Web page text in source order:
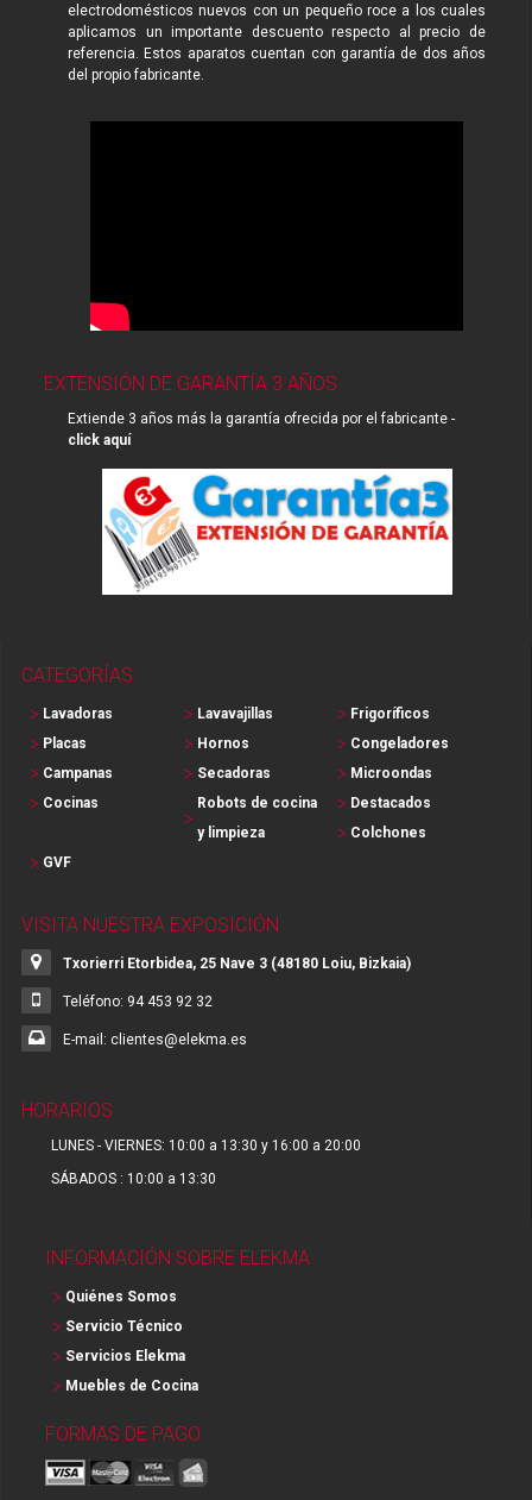
electrodomésticos nuevos con un pequeño roce a los cuales
aplicamos un importante descuento respecto al precio de
referencia. Estos aparatos cuentan con garantía de dos años
del propio fabricante.
EXTENSIÓN DE GARANTÍA 3 AÑOS
Extiende 3 años más la garantía ofrecida por el fabricante -
click aquí
CATEGORÍAS
Lavadoras Lavavajillas
Frigoríficos
Placas
Hornos
Congeladores
Campanas
Secadoras
Microondas
Cocinas
Robots de cocina
y limpieza
Destacados
Colchones
GVF
VISITA NUESTRA EXPOSICIÓN
Txorierri Etorbidea, 25 Nave 3 (48180 Loiu, Bizkaia)
Teléfono: 94 453 92 32
E-mail: clientes@elekma.es
HORARIOS
LUNES - VIERNES: 10:00 a 13:30 y 16:00 a 20:00
SÁBADOS : 10:00 a 13:30
INFORMACIÓN SOBRE ELEKMA
Quiénes Somos
Servicio Técnico
Servicios Elekma
Muebles de Cocina
FORMAS DE PAGO